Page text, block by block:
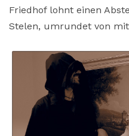
Friedhof lohnt einen
Stelen, umrundet von